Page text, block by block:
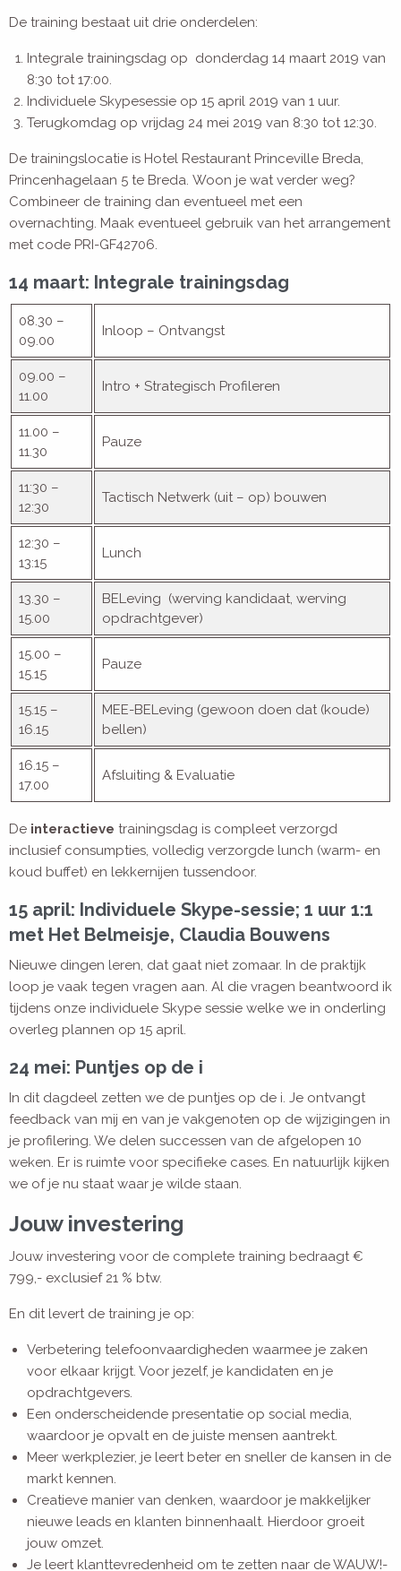
De training bestaat uit drie onderdelen:
Integrale trainingsdag op donderdag 14 maart 2019 van
8:30 tot 17:00.
Individuele Skypesessie op 15 april 2019 van 1 uur.
Terugkomdag op vrijdag 24 mei 2019 van 8:30 tot 12:30.
De trainingslocatie is Hotel Restaurant Princeville Breda,
Princenhagelaan 5 te Breda. Woon je wat verder weg?
Combineer de training dan eventueel met een
overnachting. Maak eventueel gebruik van het arrangement
met code PRI-GF42706.
14 maart: Integrale trainingsdag
08.30 –
09.00
Inloop – Ontvangst
09.00 –
11.00
Intro + Strategisch Profileren
11.00 –
11.30
Pauze
11:30 –
12:30
Tactisch Netwerk (uit – op) bouwen
12:30 –
13:15
Lunch
13.30 –
15.00
BELeving (werving kandidaat, werving
opdrachtgever)
15.00 –
15.15
Pauze
15.15 –
16.15
MEE-BELeving (gewoon doen dat (koude)
bellen)
16.15 –
17.00
Afsluiting & Evaluatie
De interactieve trainingsdag is compleet verzorgd
inclusief consumpties, volledig verzorgde lunch (warm- en
koud buffet) en lekkernijen tussendoor.
15 april: Individuele Skype-sessie; 1 uur 1:1
met Het Belmeisje, Claudia Bouwens
Nieuwe dingen leren, dat gaat niet zomaar. In de praktijk
loop je vaak tegen vragen aan. Al die vragen beantwoord ik
tijdens onze individuele Skype sessie welke we in onderling
overleg plannen op 15 april.
24 mei: Puntjes op de i
In dit dagdeel zetten we de puntjes op de i. Je ontvangt
feedback van mij en van je vakgenoten op de wijzigingen in
je profilering. We delen successen van de afgelopen 10
weken. Er is ruimte voor specifieke cases. En natuurlijk kijken
we of je nu staat waar je wilde staan.
Jouw investering
Jouw investering voor de complete training bedraagt €
799,- exclusief 21 % btw.
En dit levert de training je op:
Verbetering telefoonvaardigheden waarmee je zaken
voor elkaar krijgt. Voor jezelf, je kandidaten en je
opdrachtgevers.
Een onderscheidende presentatie op social media,
waardoor je opvalt en de juiste mensen aantrekt.
Meer werkplezier, je leert beter en sneller de kansen in de
markt kennen.
Creatieve manier van denken, waardoor je makkelijker
nieuwe leads en klanten binnenhaalt. Hierdoor groeit
jouw omzet.
Je leert klanttevredenheid om te zetten naar de WAUW!-